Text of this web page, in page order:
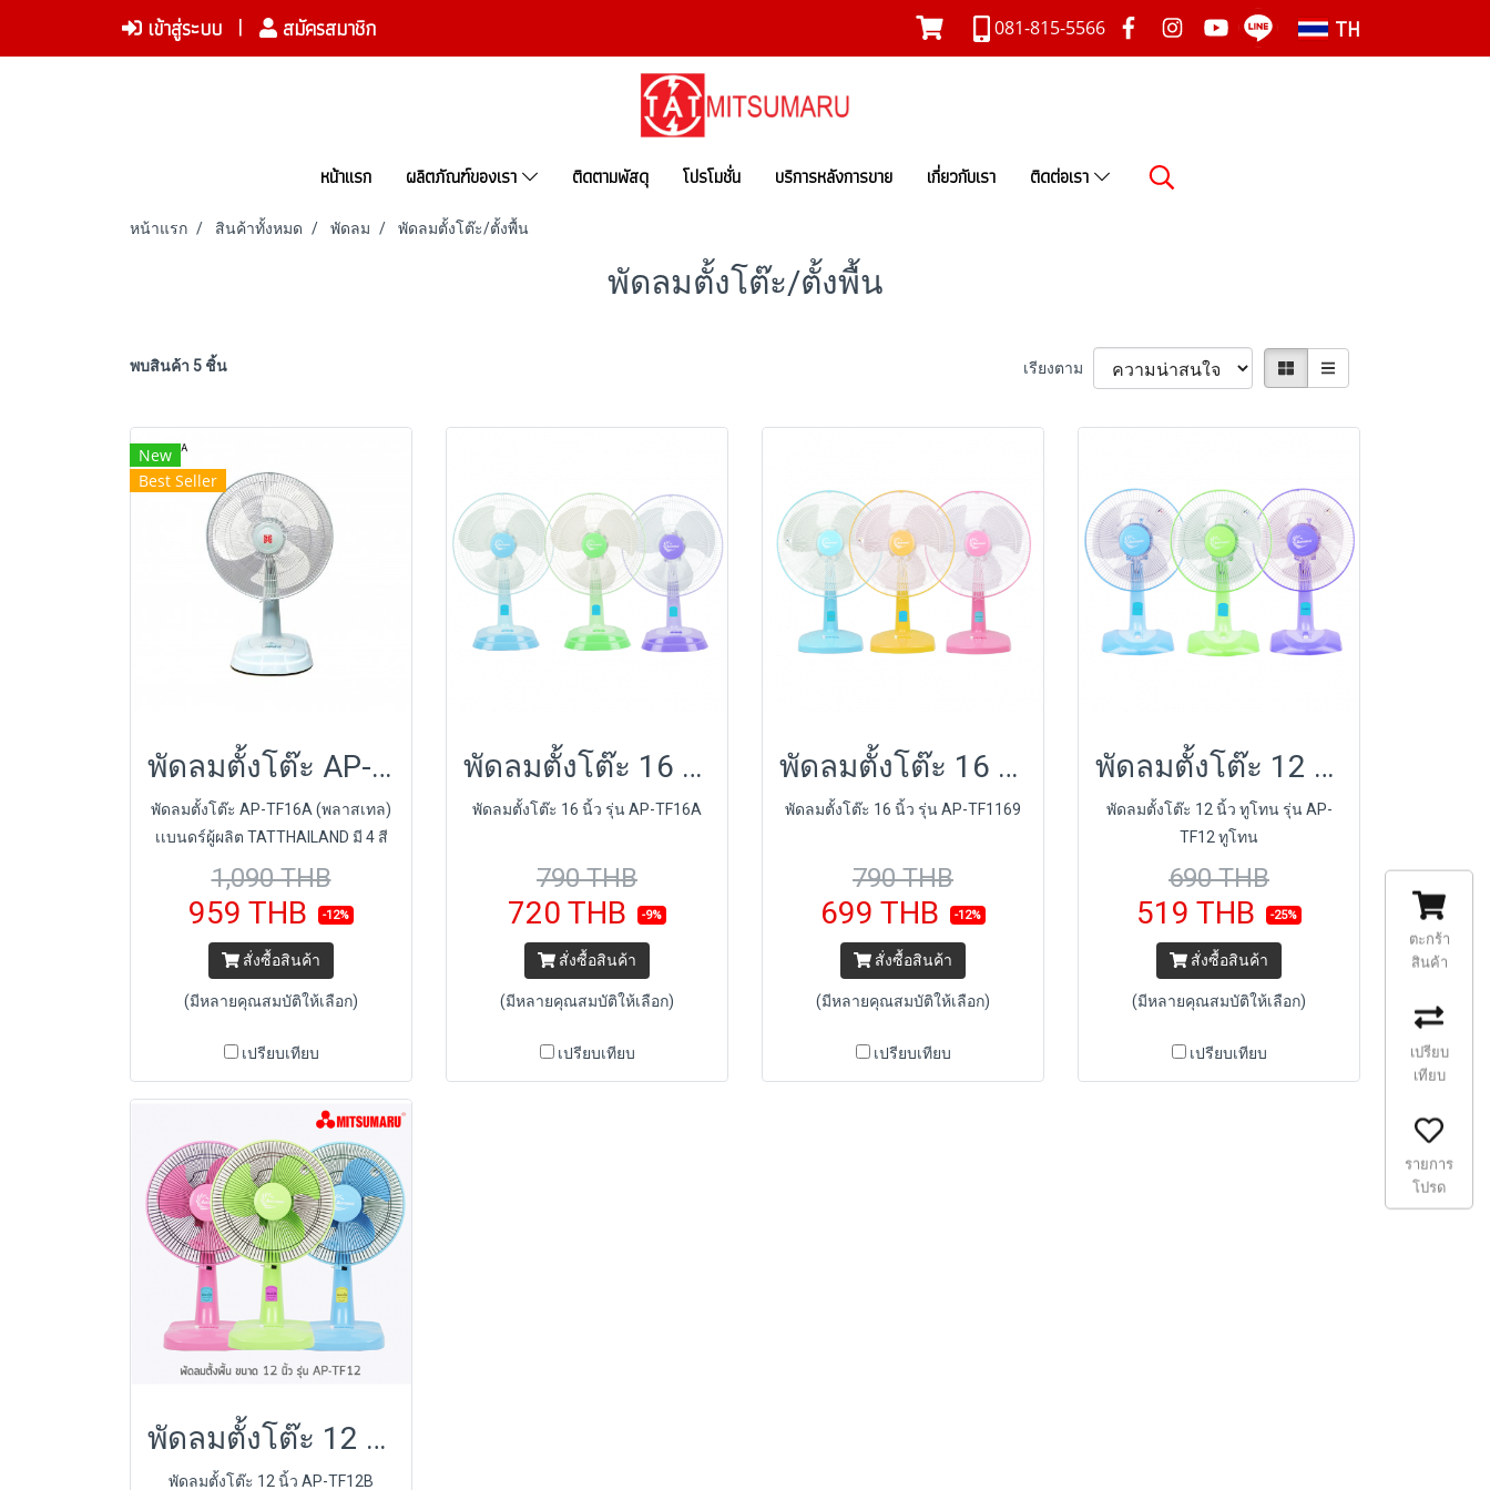
เข้าสู่ระบบ สมัครสมาชิก 081-815-5566 TH
หน้าแรก ผลิตภัณฑ์ของเรา ติดตามพัสดุ โปรโมชั่น บริการหลังการขาย เกี่ยวกับเรา ติดต่อเรา
หน้าแรก สินค้าทั้งหมด พัดลม พัดลมตั้งโต๊ะ/ตั้งพื้น
พัดลมตั้งโต๊ะ/ตั้งพื้น
พบสินค้า 5 ชิ้น เรียงตาม
New
Best Seller
พัดลมตั้งโต๊ะ AP-TF16A (พลาสเทล)
พัดลมตั้งโต๊ะ AP-TF16A (พลาสเทล)
เเบนดร์ผู้ผลิต TATTHAILAND มี 4 สี
ให้เลือก
1,090 THB
959 THB -12%
สั่งซื้อสินค้า
(มีหลายคุณสมบัติให้เลือก)
เปรียบเทียบ
พัดลมตั้งโต๊ะ 16 นิ้ว รุ่น AP-TF16A
พัดลมตั้งโต๊ะ 16 นิ้ว รุ่น AP-TF16A
790 THB
720 THB -9%
สั่งซื้อสินค้า
(มีหลายคุณสมบัติให้เลือก)
เปรียบเทียบ
พัดลมตั้งโต๊ะ 16 นิ้ว รุ่น AP-TF1169
พัดลมตั้งโต๊ะ 16 นิ้ว รุ่น AP-TF1169
790 THB
699 THB -12%
สั่งซื้อสินค้า
(มีหลายคุณสมบัติให้เลือก)
เปรียบเทียบ
พัดลมตั้งโต๊ะ 12 นิ้ว ทูโทน รุ่น AP-TF12 ทูโทน
พัดลมตั้งโต๊ะ 12 นิ้ว ทูโทน รุ่น AP-
TF12 ทูโทน
690 THB
519 THB -25%
สั่งซื้อสินค้า
(มีหลายคุณสมบัติให้เลือก)
เปรียบเทียบ
พัดลมตั้งโต๊ะ 12 นิ้ว AP-TF12B
พัดลมตั้งโต๊ะ 12 นิ้ว AP-TF12B
ตะกร้า
สินค้า
เปรียบ
เทียบ
รายการ
โปรด